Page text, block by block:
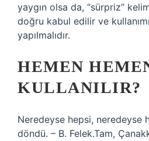
yaygın olsa da, “sürpriz”
doğru kabul edilir ve
yapılmalıdır.
HEMEN
KULLANILIR?
Neredeyse hepsi, neredeyse
döndü. – B. Felek.Tam,